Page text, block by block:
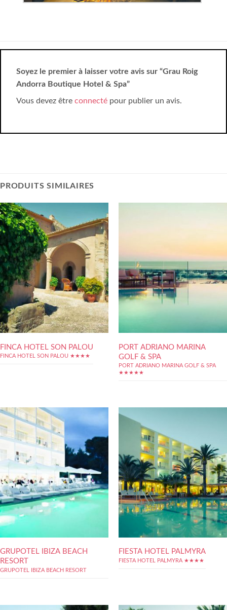
Soyez le premier à laisser votre avis sur “Grau Roig
Andorra Boutique Hotel & Spa”
Vous devez être connecté pour publier un avis.
PRODUITS SIMILAIRES
FINCA HOTEL SON PALOU
FINCA HOTEL SON PALOU ★★★★
PORT ADRIANO MARINA
GOLF & SPA
PORT ADRIANO MARINA GOLF & SPA
★★★★★
GRUPOTEL IBIZA BEACH
RESORT
GRUPOTEL IBIZA BEACH RESORT
FIESTA HOTEL PALMYRA
FIESTA HOTEL PALMYRA ★★★★